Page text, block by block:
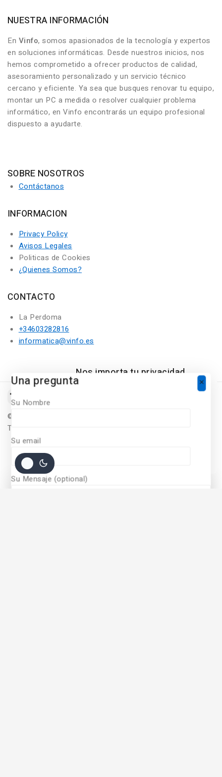
NUESTRA INFORMACIÓN
En Vinfo, somos apasionados de la tecnología y expertos
en soluciones informáticas. Desde nuestros inicios, nos
hemos comprometido a ofrecer productos de calidad,
asesoramiento personalizado y un servicio técnico
cercano y eficiente. Ya sea que busques renovar tu equipo,
montar un PC a medida o resolver cualquier problema
informático, en Vinfo encontrarás un equipo profesional
dispuesto a ayudarte.
SOBRE NOSOTROS
Contáctanos
INFORMACION
Privacy Policy
Avisos Legales
Politicas de Cookies
¿Quienes Somos?
CONTACTO
La Perdoma
+34603282816
informatica@vinfo.es
©
Todos Los derechos Reservados
Nos importa tu privacidad
Para ofrecer una experiencia de
Una pregunta
Su Nombre
Su email
Su Mensaje (optional)